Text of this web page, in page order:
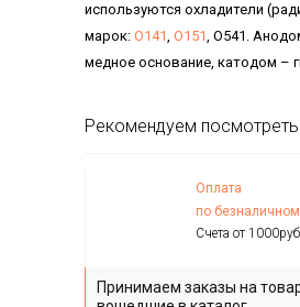
используются охладители
марок: О141, О151, О541.
медное основание, катодом –
Рекомендуем посмотреть
Оплата
по
Счета от
Принимаем заказы на